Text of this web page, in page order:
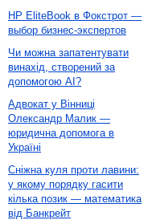
HP EliteBook в Фокстрот —
выбор бизнес-экспертов
Чи можна запатентувати
винахід, створений за
допомогою AI?
Адвокат у Вінниці
Олександр Малик —
юридична допомога в
Україні
Сніжна куля проти лавини:
у якому порядку гасити
кілька позик — математика
від Банкрейт